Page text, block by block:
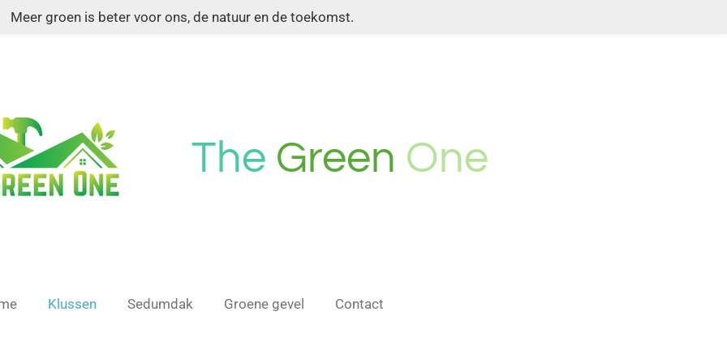
Meer groen is beter voor ons, de natuur en de toekomst.
The Green One
Klussen Sedumdak Groene gevel Contact